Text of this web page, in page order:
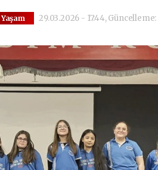
Yaşam 29.03.2026 - 17:44, Güncelleme: